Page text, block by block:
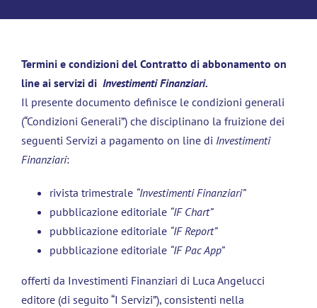
Termini e condizioni del Contratto di abbonamento on
line ai servizi di Investimenti Finanziari.
Il presente documento definisce le condizioni generali
(“Condizioni Generali”) che disciplinano la fruizione dei
seguenti Servizi a pagamento on line di Investimenti
Finanziari:
rivista trimestrale “Investimenti Finanziari”
pubblicazione editoriale “IF Chart”
pubblicazione editoriale “IF Report”
pubblicazione editoriale “IF Pac App”
offerti da Investimenti Finanziari di Luca Angelucci
editore (di seguito “I Servizi”), consistenti nella